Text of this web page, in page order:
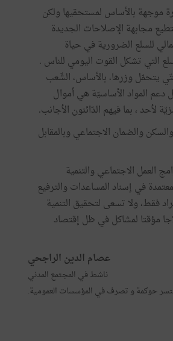
موجهة بالأساس لمستحقيها ولكن
مجابهة الإصلاحات الجديدة
للسلع الضرورية في حياة
التي تشكل القوت اليومي للناس .
يتحمّل وزرها، بالأساس، الشّعب
فإنّ أموال دعم المواد الأساسيّة هي أموال
، بما فيهم الدّائنون الأجانب.
والضمان الاجتماعي وبالمقابل
العمل الاجتماعي والتنمية
في إسناد المساعدات والترفيع
فقط، ولا تسعى لتحقيق التنمية
مؤقتا لمشاكل في ظل إقتصاد
عصام الدين الراجحي
ناشط في المجتمع المدني
حوكمة و تصرف في المؤسسات العمومية.